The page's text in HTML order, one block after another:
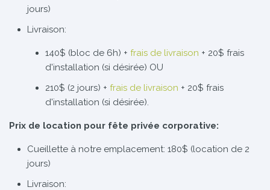
jours)
Livraison:
140$ (bloc de 6h) + frais de livraison + 20$ frais
d'installation (si désirée) OU
210$ (2 jours) + frais de livraison + 20$ frais
d'installation (si désirée).
Prix de location pour fête privée corporative:
Cueillette à notre emplacement: 180$ (location de 2
jours)
Livraison: